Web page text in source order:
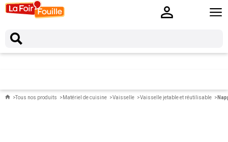
Tous nos produits Matériel de cuisine Vaisselle Vaisselle jetable et réutilisable